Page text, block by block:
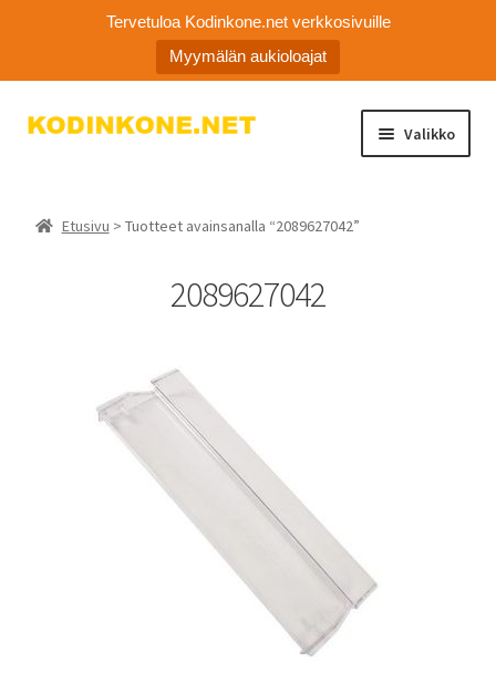
Tervetuloa Kodinkone.net verkkosivuille
Myymälän aukioloajat
Siirry
Siirry
Valikko
Etusivu > Tuotteet avainsanalla “2089627042”
2089627042